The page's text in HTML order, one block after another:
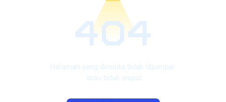
Halaman yang diminta tidak dijumpai
atau tidak wujud